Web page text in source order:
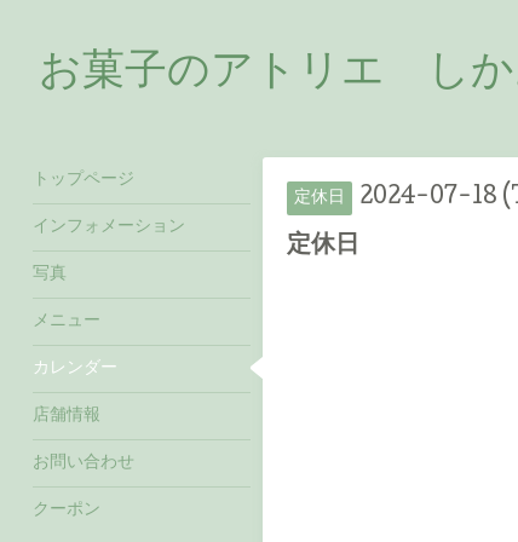
お菓子のアトリエ し
定休日 2024-07-18
定休日
トップページ
インフォメーション
写真
メニュー
カレンダー
店舗情報
お問い合わせ
クーポン